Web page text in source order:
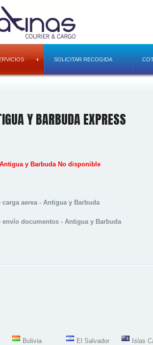
SOLICITAR RECOGIDA
Y BARBUDA EXPRESS
y Barbuda No disponible
aerea - Antigua y Barbuda
documentos - Antigua y Barbuda
Bolivia
El Salvador
Islas